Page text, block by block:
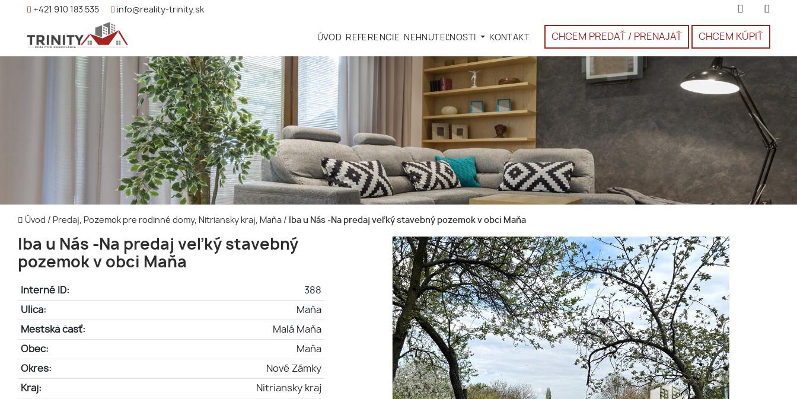
+421 910 183 535 info@reality-trinity.sk
CHCEM PREDAŤ / PRENAJAŤ CHCEM KÚPIŤ
ÚVOD REFERENCIE NEHNUTEĽNOSTI KONTAKT
Úvod / Predaj, Pozemok pre rodinné domy, Nitriansky kraj, Maňa / Iba u Nás -Na predaj veľký stavebný pozemok v obci Maňa
Iba u Nás -Na predaj veľký stavebný
pozemok v obci Maňa
Interné ID: 388
Ulica: Maňa
Mestská časť: Malá Maňa
Obec: Maňa
Okres: Nové Zámky
Kraj: Nitriansky kraj